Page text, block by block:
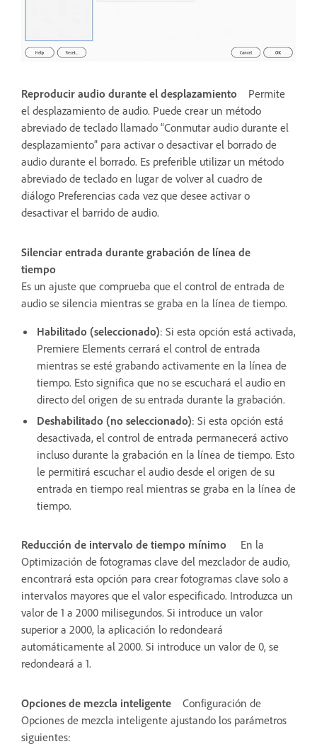
Reproducir audio durante el desplazamiento
Permite
el desplazamiento de audio. Puede crear un método
abreviado de teclado llamado “Conmutar audio durante el
desplazamiento” para activar o desactivar el borrado de
audio durante el borrado. Es preferible utilizar un método
abreviado de teclado en lugar de volver al cuadro de
diálogo Preferencias cada vez que desee activar o
desactivar el barrido de audio.
Silenciar entrada durante grabación de línea de
tiempo
Es un ajuste que comprueba que el control de entrada de
audio se silencia mientras se graba en la línea de tiempo.
Habilitado (seleccionado): Si esta opción está activada,
Premiere Elements cerrará el control de entrada
mientras se esté grabando activamente en la línea de
tiempo. Esto significa que no se escuchará el audio en
directo del origen de su entrada durante la grabación.
Deshabilitado (no seleccionado): Si esta opción está
desactivada, el control de entrada permanecerá activo
incluso durante la grabación en la línea de tiempo. Esto
le permitirá escuchar el audio desde el origen de su
entrada en tiempo real mientras se graba en la línea de
tiempo.
Reducción de intervalo de tiempo mínimo
En la
Optimización de fotogramas clave del mezclador de audio,
encontrará esta opción para crear fotogramas clave solo a
intervalos mayores que el valor especificado. Introduzca un
valor de 1 a 2000 milisegundos. Si introduce un valor
superior a 2000, la aplicación lo redondeará
automáticamente al 2000. Si introduce un valor de 0, se
redondeará a 1.
Opciones de mezcla inteligente
Configuración de
Opciones de mezcla inteligente ajustando los parámetros
siguientes: